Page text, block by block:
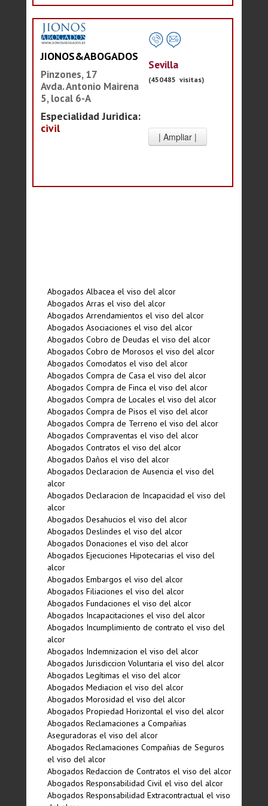
JIONOS&ABOGADOS
Pinzones, 17
Avda. Antonio Mairena
5, local 6-A
Especialidad Juridica:
civil
Sevilla
(450485 visitas)
Abogados Albacea el viso del alcor
Abogados Arras el viso del alcor
Abogados Arrendamientos el viso del alcor
Abogados Asociaciones el viso del alcor
Abogados Cobro de Deudas el viso del alcor
Abogados Cobro de Morosos el viso del alcor
Abogados Comodatos el viso del alcor
Abogados Compra de Casa el viso del alcor
Abogados Compra de Finca el viso del alcor
Abogados Compra de Locales el viso del alcor
Abogados Compra de Pisos el viso del alcor
Abogados Compra de Terreno el viso del alcor
Abogados Compraventas el viso del alcor
Abogados Contratos el viso del alcor
Abogados Daños el viso del alcor
Abogados Declaracion de Ausencia el viso del
alcor
Abogados Declaracion de Incapacidad el viso del
alcor
Abogados Desahucios el viso del alcor
Abogados Deslindes el viso del alcor
Abogados Donaciones el viso del alcor
Abogados Ejecuciones Hipotecarias el viso del
alcor
Abogados Embargos el viso del alcor
Abogados Filiaciones el viso del alcor
Abogados Fundaciones el viso del alcor
Abogados Incapacitaciones el viso del alcor
Abogados Incumplimiento de contrato el viso del
alcor
Abogados Indemnizacion el viso del alcor
Abogados Jurisdiccion Voluntaria el viso del alcor
Abogados Legí­timas el viso del alcor
Abogados Mediacion el viso del alcor
Abogados Morosidad el viso del alcor
Abogados Propiedad Horizontal el viso del alcor
Abogados Reclamaciones a Compañias
Aseguradoras el viso del alcor
Abogados Reclamaciones Compañias de Seguros
el viso del alcor
Abogados Redaccion de Contratos el viso del alcor
Abogados Responsabilidad Civil el viso del alcor
Abogados Responsabilidad Extracontractual el viso